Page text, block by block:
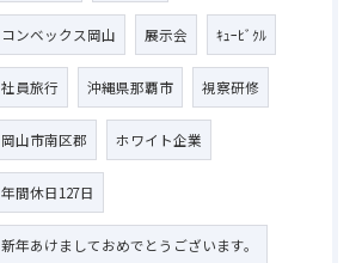
コンベックス岡山 展示会 ｷｭｰﾋﾞｸﾙ
社員旅行 沖縄県那覇市 視察研修
岡山市南区郡 ホワイト企業
年間休日127日
新年あけましておめでとうございます。